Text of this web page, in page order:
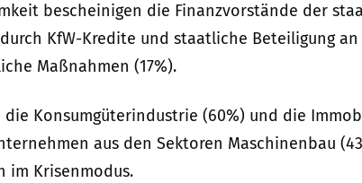
bescheinigen die Finanzvorstände der
KfW-Kredite und staatliche Beteiligung an
Maßnahmen (17%).
die Konsumgüterindustrie (60%) und die
aus den Sektoren Maschinenbau
im Krisenmodus.